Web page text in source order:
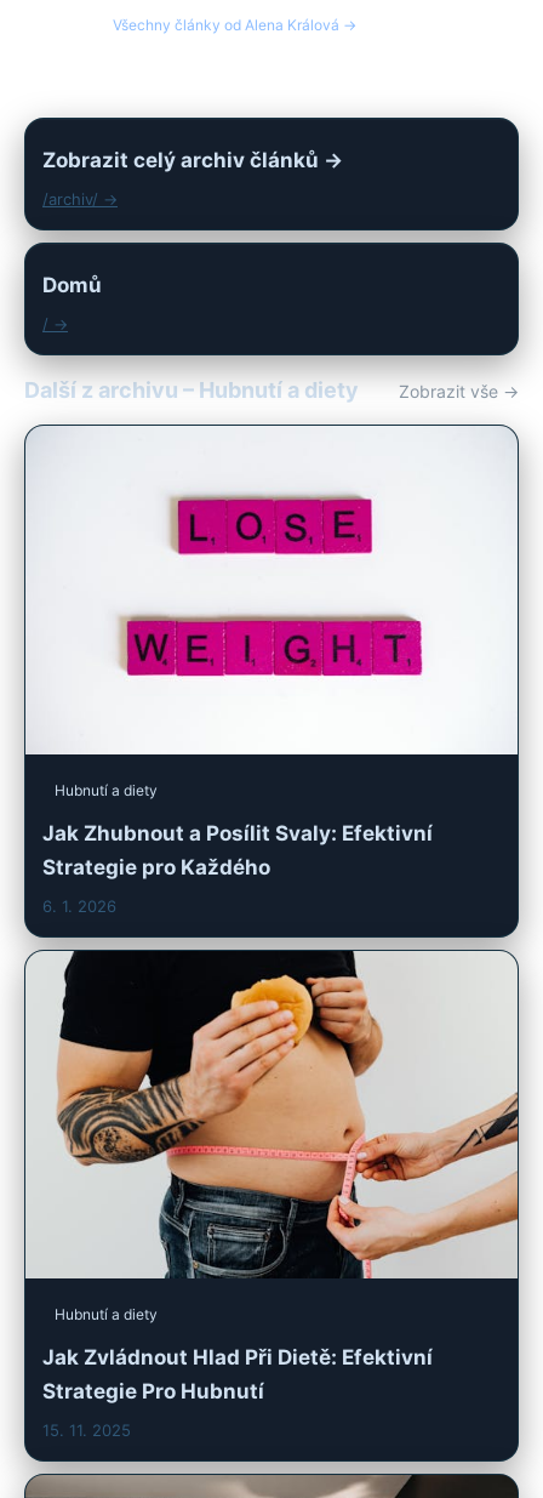
Všechny články od Alena Králová →
Zobrazit celý archiv článků →
/archiv/ →
Domů
/ →
Další z archivu – Hubnutí a diety Zobrazit vše →
Hubnutí a diety
Jak Zhubnout a Posílit Svaly: Efektivní
Strategie pro Každého
6. 1. 2026
Hubnutí a diety
Jak Zvládnout Hlad Při Dietě: Efektivní
Strategie Pro Hubnutí
15. 11. 2025